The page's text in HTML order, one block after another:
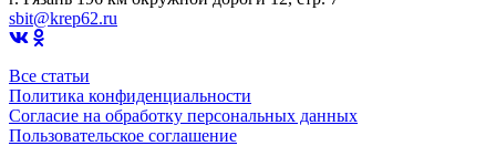
sbit@krep62.ru
Все статьи
Политика конфиденциальности
Согласие на обработку персональных данных
Пользовательское соглашение